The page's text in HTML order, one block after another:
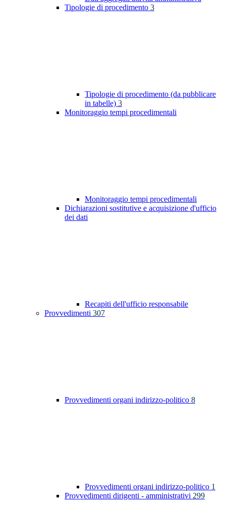
Tipologie di procedimento 3
Tipologie di procedimento (da pubblicare
in tabelle) 3
Monitoraggio tempi procedimentali
Monitoraggio tempi procedimentali
Dichiarazioni sostitutive e acquisizione d'ufficio
dei dati
Recapiti dell'ufficio responsabile
Provvedimenti 307
Provvedimenti organi indirizzo-politico 8
Provvedimenti organi indirizzo-politico 1
Provvedimenti dirigenti - amministrativi 299